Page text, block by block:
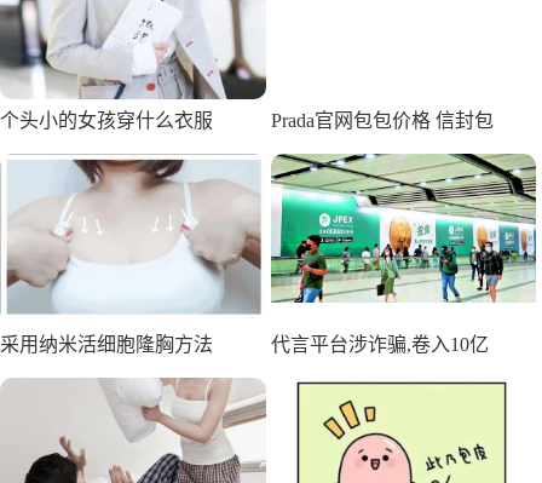
个头小的女孩穿什么衣服 Prada官网包包价格 信封包
采用纳米活细胞隆胸方法 代言平台涉诈骗,卷入10亿